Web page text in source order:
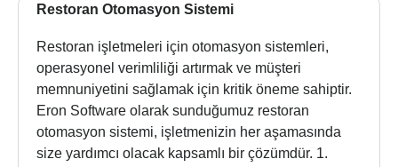
Restoran Otomasyon Sistemi
Restoran işletmeleri için otomasyon sistemleri,
operasyonel verimliliği artırmak ve müşteri
memnuniyetini sağlamak için kritik öneme sahiptir.
Eron Software olarak sunduğumuz restoran
otomasyon sistemi, işletmenizin her aşamasında
size yardımcı olacak kapsamlı bir çözümdür. 1.